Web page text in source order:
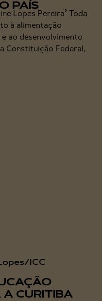
PAÍS
Lopes Pereira² Toda
à alimentação
ao desenvolvimento
Constituição Federal,
A CURITIBA